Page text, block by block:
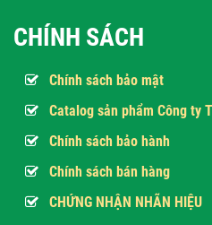
CHÍNH SÁCH
Chính sách bảo mật
Catalog sản phẩm Công ty
Chính sách bảo hành
Chính sách bán hàng
CHỨNG NHẬN NHÃN HIỆU